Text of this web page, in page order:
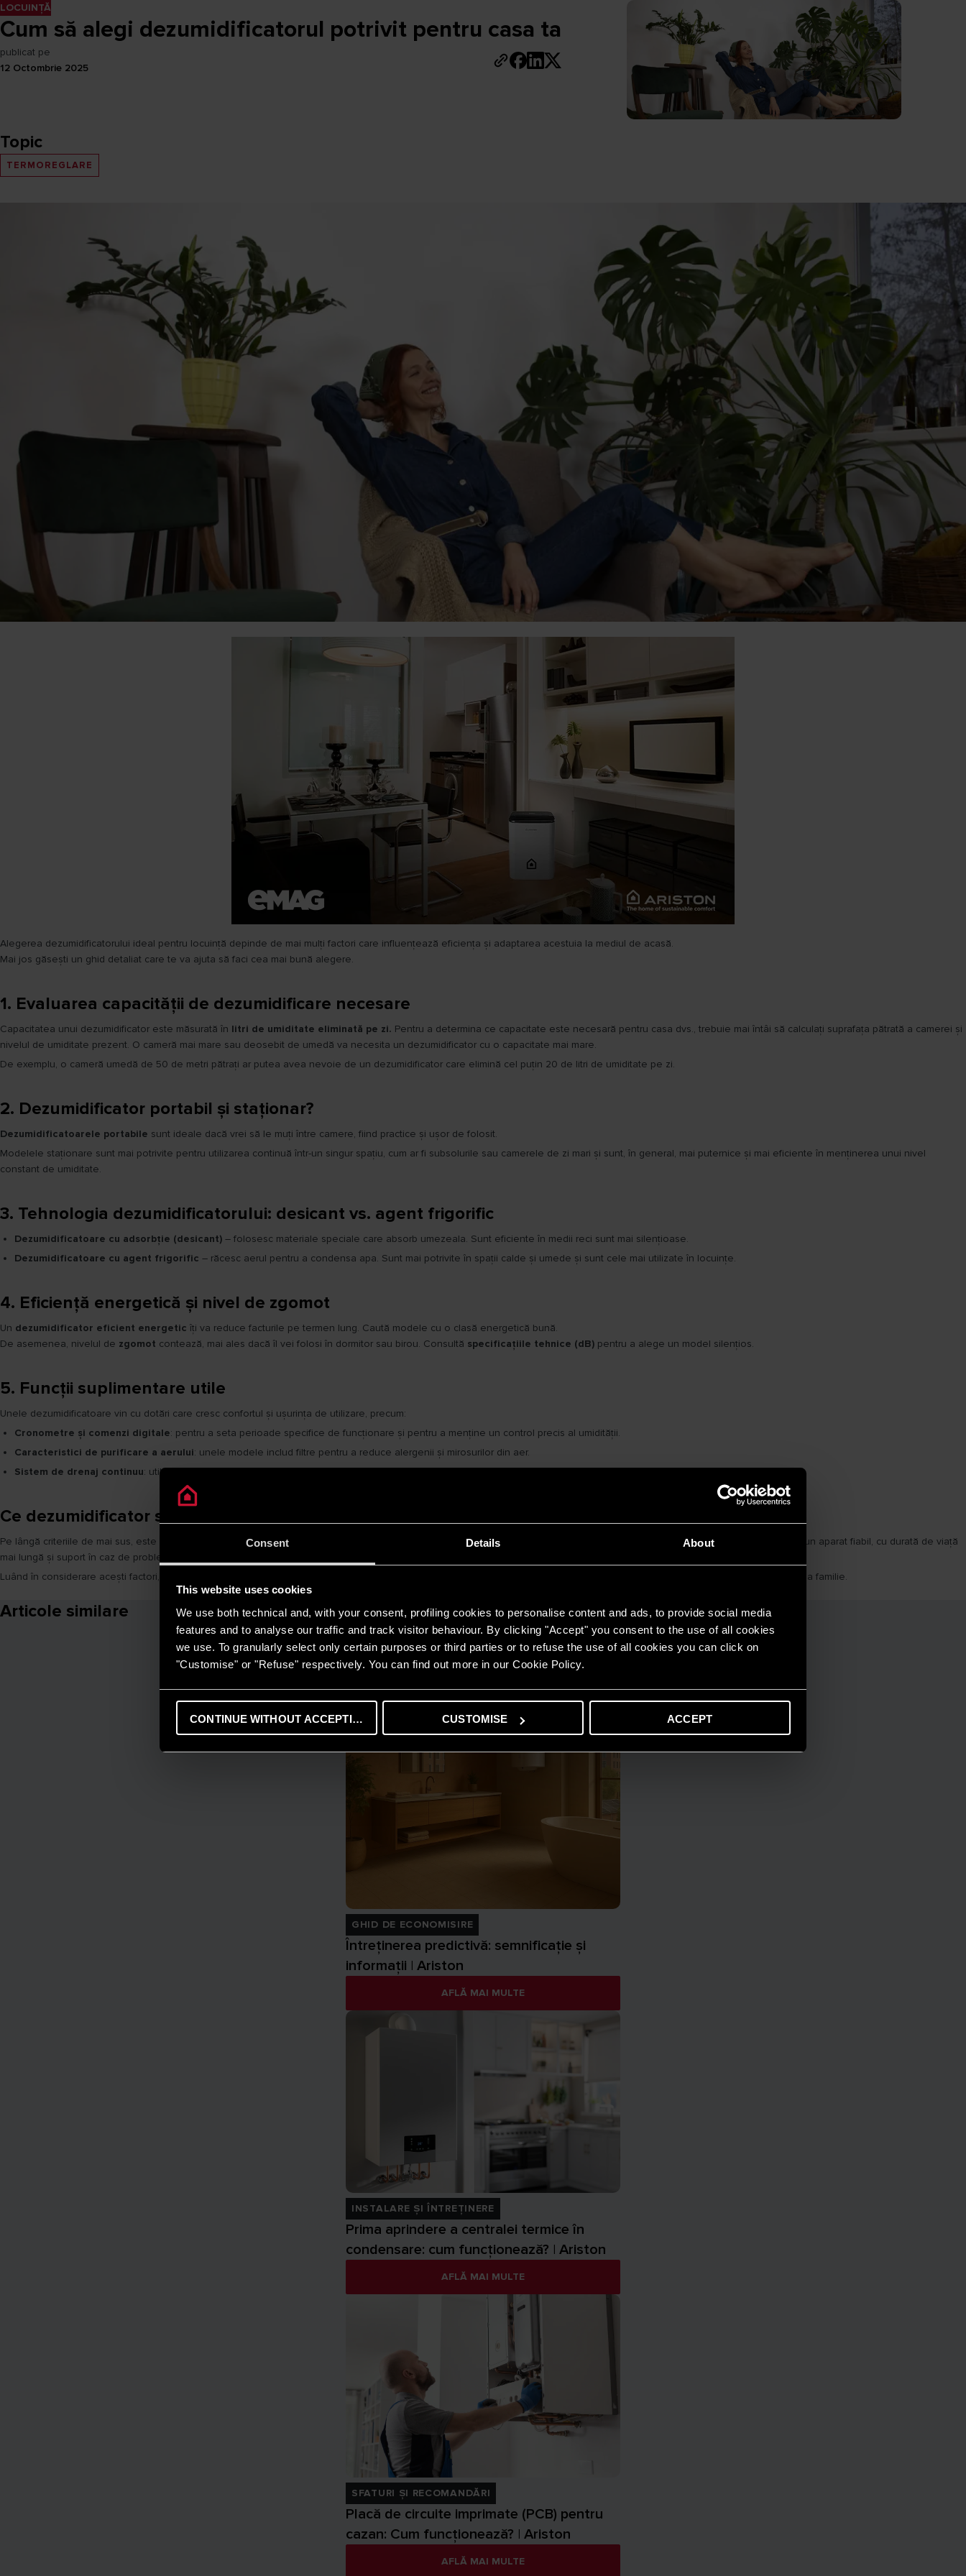
Consent Details About
This website uses cookies
We use both technical and, with your consent, profiling cookies to personalise content and ads, to provide social media
features and to analyse our traffic and track visitor behaviour. By clicking "Accept" you consent to the use of all cookies
we use. To granularly select only certain purposes or third parties or to refuse the use of all cookies you can click on
"Customise" or "Refuse" respectively. You can find out more in our Cookie Policy.
CONTINUE WITHOUT ACCEPTING CUSTOMISE ACCEPT
LOCUINȚĂ
Cum să alegi dezumidificatorul potrivit pentru casa ta
publicat pe
12 Octombrie 2025
Topic
TERMOREGLARE
Alegerea dezumidificatorului ideal pentru locuință depinde de mai mulți factori care influențează eficiența și adaptarea acestuia la mediul de acasă.
Mai jos găsești un ghid detaliat care te va ajuta să faci cea mai bună alegere.
1. Evaluarea capacității de dezumidificare necesare
Capacitatea unui dezumidificator este măsurată în litri de umiditate eliminată pe zi. Pentru a determina ce capacitate este necesară pentru casa dvs., trebuie mai întâi să calculați suprafața pătrată a camerei și
nivelul de umiditate prezent. O cameră mai mare sau deosebit de umedă va necesita un dezumidificator cu o capacitate mai mare.
De exemplu, o cameră umedă de 50 de metri pătrați ar putea avea nevoie de un dezumidificator care elimină cel puțin 20 de litri de umiditate pe zi.
2. Dezumidificator portabil și staționar?
Dezumidificatoarele portabile sunt ideale dacă vrei să le muți între camere, fiind practice și ușor de folosit.
Modelele staționare sunt mai potrivite pentru utilizarea continuă într-un singur spațiu, cum ar fi subsolurile sau camerele de zi mari și sunt, în general, mai puternice și mai eficiente în menținerea unui nivel
constant de umiditate.
3. Tehnologia dezumidificatorului: desicant vs. agent frigorific
Dezumidificatoare cu adsorbție (desicant) – folosesc materiale speciale care absorb umezeala. Sunt eficiente în medii reci sunt mai silențioase.
Dezumidificatoare cu agent frigorific – răcesc aerul pentru a condensa apa. Sunt mai potrivite în spații calde și umede și sunt cele mai utilizate în locuințe.
4. Eficiență energetică și nivel de zgomot
Un dezumidificator eficient energetic îți va reduce facturile pe termen lung. Caută modele cu o clasă energetică bună.
De asemenea, nivelul de zgomot contează, mai ales dacă îl vei folosi în dormitor sau birou. Consultă specificațiile tehnice (dB) pentru a alege un model silențios.
5. Funcții suplimentare utile
Unele dezumidificatoare vin cu dotări care cresc confortul și ușurința de utilizare, precum:
Cronometre și comenzi digitale: pentru a seta perioade specifice de funcționare și pentru a menține un control precis al umidității.
Caracteristici de purificare a aerului: unele modele includ filtre pentru a reduce alergenii și mirosurilor din aer.
Sistem de drenaj continuu: util pentru operațiuni prelungite fără a fi nevoie să goliți manual rezervorul.
Ce dezumidificator să alegi?
Pe lângă criteriile de mai sus, este recomandat să citești recenziile altor utilizatori și să alegi un model cu garanție solidă și asistență post-vânzare. Astfel, vei avea parte de un aparat fiabil, cu durată de viață
mai lungă și suport în caz de probleme.
Luând în considerare acești factori, vei putea selecta
care se potrivește cel mai bine locuinței tale, contribuind la un mediu sănătos și confortabil pentru întreaga familie.
Articole similare
GHID DE ECONOMISIRE
Întreținerea predictivă: semnificație și
informații | Ariston
AFLĂ MAI MULTE
INSTALARE ȘI ÎNTREȚINERE
Prima aprindere a centralei termice în
condensare: cum funcționează? | Ariston
AFLĂ MAI MULTE
SFATURI ȘI RECOMANDĂRI
Placă de circuite imprimate (PCB) pentru
cazan: Cum funcționează? | Ariston
AFLĂ MAI MULTE